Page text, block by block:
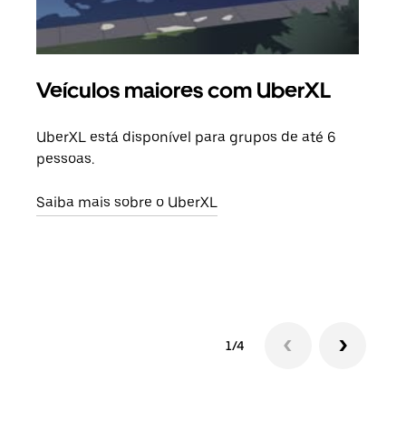
Veículos maiores com UberXL
UberXL está disponível para grupos de até 6
pessoas.
Saiba mais sobre o UberXL
1/4